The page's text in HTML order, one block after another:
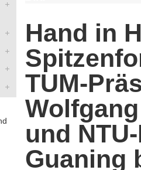
Hand in
TUM-
und
Guaning